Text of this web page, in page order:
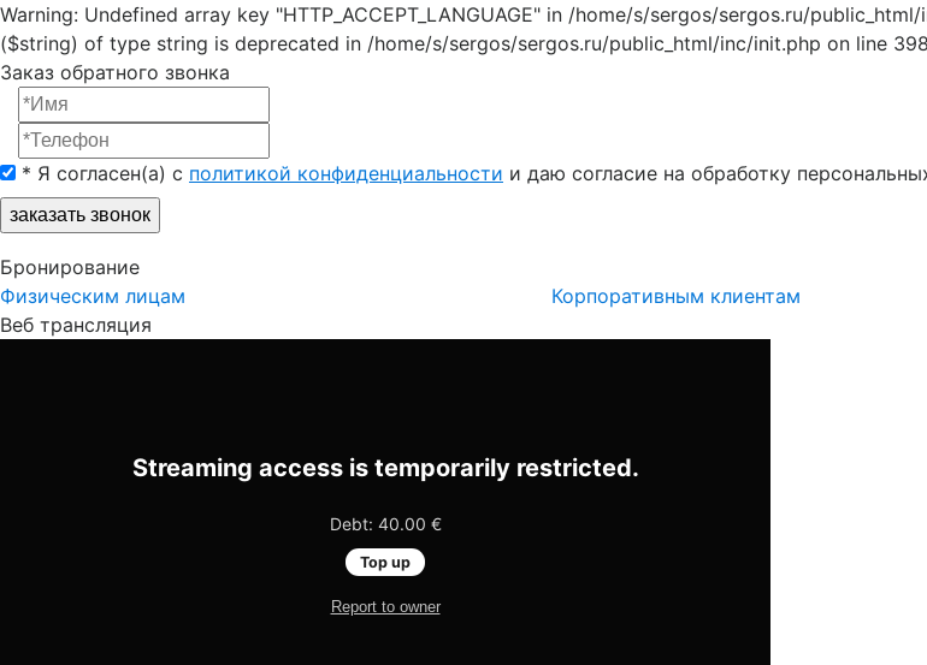
Warning: Undefined array key "HTTP_ACCEPT_LANGUAGE" in /home/s/sergos/sergos.ru/
($string) of type string is deprecated in /home/s/sergos/sergos.ru/public_html/inc/init.php on line 398
Заказ обратного звонка
* Я согласен(a) с политикой конфиденциальности и даю согласие на обработку
заказать звонок
Бронирование
Физическим лицам
Корпоративным клиентам
Веб трансляция